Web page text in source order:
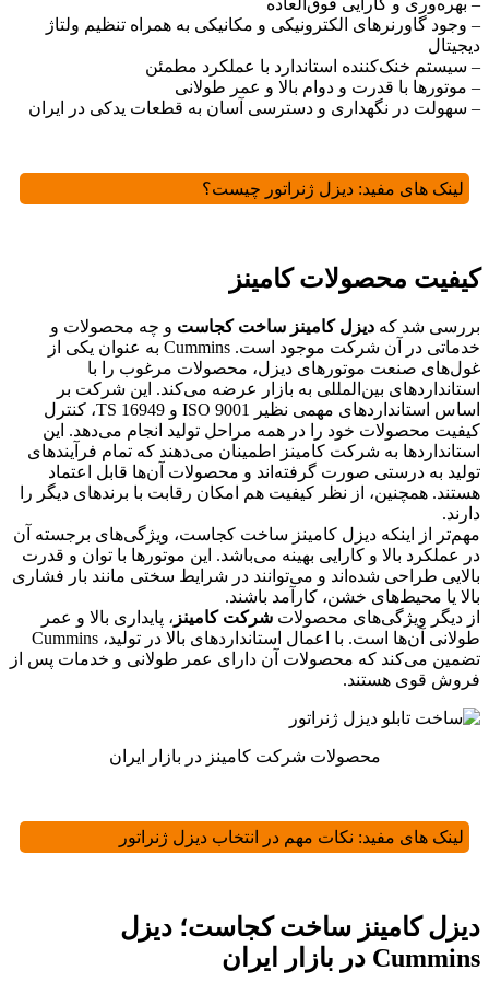
– وجود گاورنرهای الکترونیکی و مکانیکی به همراه تنظیم ولتاژ
دیجیتال
– سیستم خنک‌کننده استاندارد با عملکرد مطمئن
– موتورها با قدرت و دوام بالا و عمر طولانی
– سهولت در نگهداری و دسترسی آسان به قطعات یدکی در ایران
لینک های مفید: دیزل ژنراتور چیست؟
کیفیت محصولات کامینز
بررسی شد که دیزل کامینز ساخت کجاست و چه محصولات و
خدماتی در آن شرکت موجود است. Cummins به عنوان یکی از
غول‌های صنعت موتورهای دیزل، محصولات مرغوب را با
استانداردهای بین‌المللی به بازار عرضه می‌کند. این شرکت بر
اساس استانداردهای مهمی نظیر ISO 9001 و TS 16949، کنترل
کیفیت محصولات خود را در همه مراحل تولید انجام می‌دهد. این
استانداردها به شرکت کامینز اطمینان می‌دهند که تمام فرآیندهای
تولید به درستی صورت گرفته‌اند و محصولات آن‌ها قابل اعتماد
هستند. همچنین، از نظر کیفیت هم امکان رقابت با برند‌های دیگر را
دارند.
مهم‌تر از اینکه دیزل کامینز ساخت کجاست، ویژگی‌های برجسته آن
در عملکرد بالا و کارایی بهینه می‌باشد. این موتورها با توان و قدرت
بالایی طراحی شده‌اند و می‌توانند در شرایط سختی مانند بار فشاری
بالا یا محیط‌های خشن، کارآمد باشند.
از دیگر ویژگی‌های محصولات شرکت کامینز ، پایداری بالا و عمر
طولانی آن‌ها است. با اعمال استانداردهای بالا در تولید، Cummins
تضمین می‌کند که محصولات آن دارای عمر طولانی و خدمات پس از
فروش قوی هستند.
محصولات شرکت کامینز در بازار ایران
لینک های مفید: نکات مهم در انتخاب دیزل ژنراتور
دیزل کامینز ساخت کجاست؛ دیزل
Cummins در بازار ایران